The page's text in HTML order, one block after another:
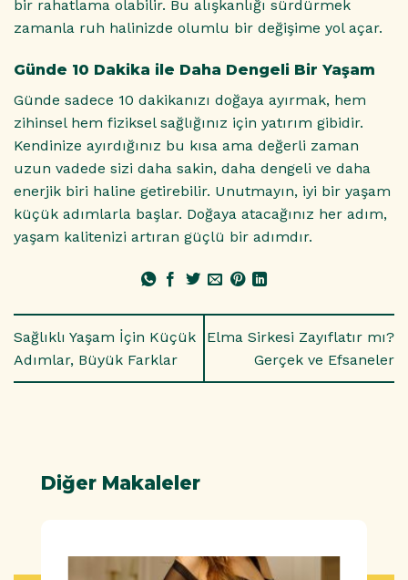
bir rahatlama olabilir. Bu alışkanlığı sürdürmek
zamanla ruh halinizde olumlu bir değişime yol açar.
Günde 10 Dakika ile Daha Dengeli Bir Yaşam
Günde sadece 10 dakikanızı doğaya ayırmak, hem
zihinsel hem fiziksel sağlığınız için yatırım gibidir.
Kendinize ayırdığınız bu kısa ama değerli zaman
uzun vadede sizi daha sakin, daha dengeli ve daha
enerjik biri haline getirebilir. Unutmayın, iyi bir yaşam
küçük adımlarla başlar. Doğaya atacağınız her adım,
yaşam kalitenizi artıran güçlü bir adımdır.
Sağlıklı Yaşam İçin Küçük
Adımlar, Büyük Farklar
Elma Sirkesi Zayıflatır mı?
Gerçek ve Efsaneler
Diğer Makaleler